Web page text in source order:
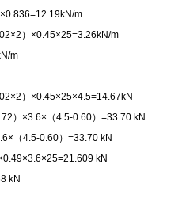
m
）×0.45×25=3.26kN/m
）×0.45×25×4.5=14.67kN
）×3.6×（4.5-0.60）=33.70 kN
4.5-0.60）=33.70 kN
kN